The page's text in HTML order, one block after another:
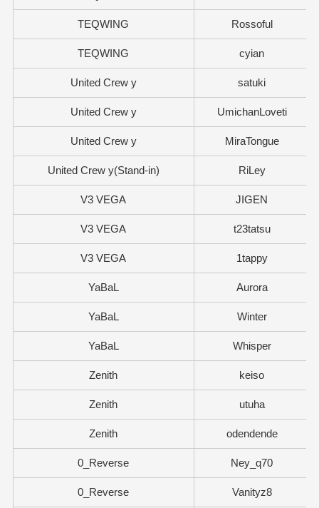
TEQWING Rossoful
TEQWING cyian
United Crew y satuki
United Crew y UmichanLoveti
United Crew y MiraTongue
United Crew y(Stand-in) RiLey
V3 VEGA JIGEN
V3 VEGA t23tatsu
V3 VEGA 1tappy
YaBaL Aurora
YaBaL Winter
YaBaL Whisper
Zenith keiso
Zenith utuha
Zenith odendende
0_Reverse Ney_q70
0_Reverse Vanityz8